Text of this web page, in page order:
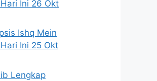
Ini 26 Okt
Ishq Mein
Ini 25 Okt
Lengkap